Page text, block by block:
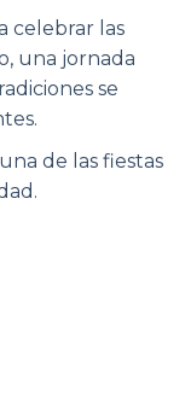
celebrar las
una jornada
se
de las fiestas